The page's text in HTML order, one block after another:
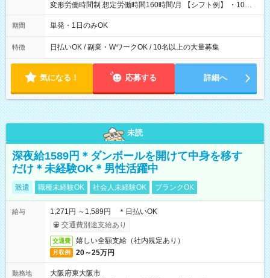
変形労働時間制 想定労働時間160時間/月 【シフト例】 ・10：
00～20：00
期間 単発・1日のみOK
特徴 日払いOK / 副業・WワークOK / 10名以上の大量募集
気になる！ 応募する 詳細へ
未読
深夜給1589円＊ダンボールを開けて中身を移す
だけ＊未経験OK＊男性活躍中
派遣 職種未経験OK 社会人未経験OK ブランクOK
給与
1,271円 ～1,589円 ＊日払いOK
交通費別途支給あり
交通費 嬉しい全額支給（社内規定あり）
月収例 20～25万円
勤務地
大阪府東大阪市